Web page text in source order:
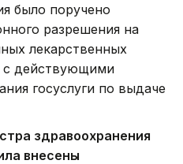
было поручено
разрешения на
лекарственных
с действующими
госуслуги по выдаче
здравоохранения
внесены